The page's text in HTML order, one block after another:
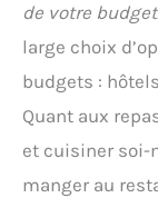
de votre
large choix
budgets :
Quant aux
et cuisiner soi-
manger au